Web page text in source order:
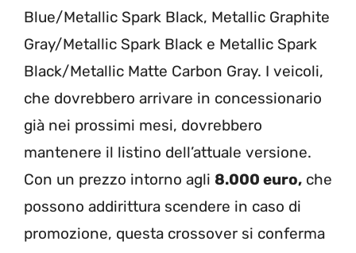
Blue/Metallic Spark Black, Metallic Graphite
Gray/Metallic Spark Black e Metallic Spark
Black/Metallic Matte Carbon Gray. I veicoli,
che dovrebbero arrivare in concessionario
già nei prossimi mesi, dovrebbero
mantenere il listino dell’attuale versione.
Con un prezzo intorno agli 8.000 euro, che
possono addirittura scendere in caso di
promozione, questa crossover si conferma